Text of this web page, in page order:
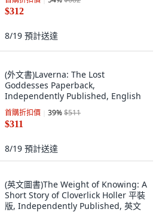
$312
8/19 預計送達
(外文書)Laverna: The Lost
Goddesses Paperback,
Independently Published, English
首購折扣價 39%$511
$311
8/19 預計送達
(英文圖書)The Weight of Knowing: A
Short Story of Cloverlick Holler 平裝
版, Independently Published, 英文